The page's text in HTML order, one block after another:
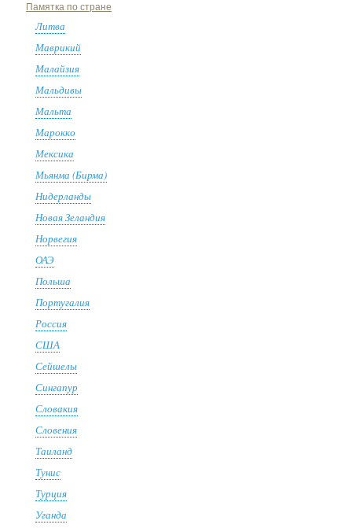
Памятка по стране
Литва
Маврикий
Малайзия
Мальдивы
Мальта
Марокко
Мексика
Мьянма (Бирма)
Нидерланды
Новая Зеландия
Норвегия
ОАЭ
Польша
Португалия
Россия
США
Сейшелы
Сингапур
Словакия
Словения
Таиланд
Тунис
Турция
Уганда